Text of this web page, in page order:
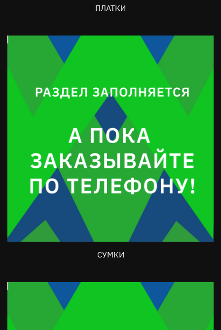
ПЛАТКИ
СУМКИ